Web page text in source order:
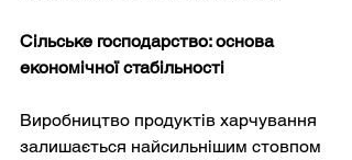
Сільське господарство: основа
економічної стабільності
Виробництво продуктів харчування
залишається найсильнішим стовпом